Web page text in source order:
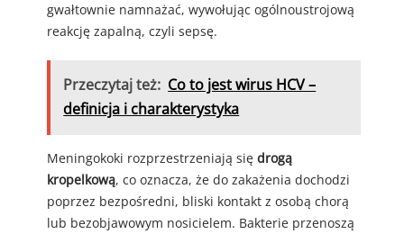
gwałtownie namnażać, wywołując ogólnoustrojową
reakcję zapalną, czyli sepsę.
Przeczytaj też: Co to jest wirus HCV –
definicja i charakterystyka
Meningokoki rozprzestrzeniają się drogą
kropelkową, co oznacza, że do zakażenia dochodzi
poprzez bezpośredni, bliski kontakt z osobą chorą
lub bezobjawowym nosicielem. Bakterie przenoszą